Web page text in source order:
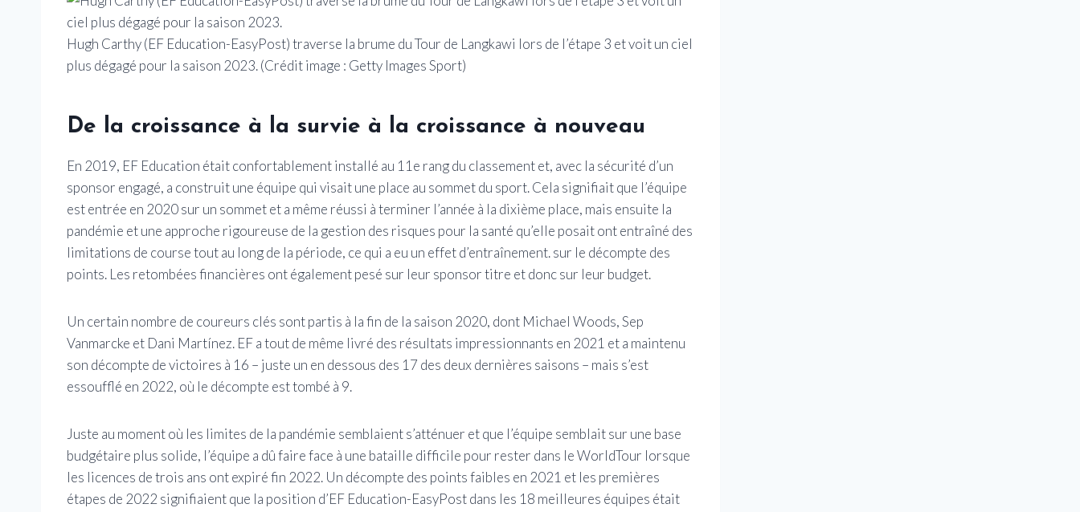
Hugh Carthy (EF Education-EasyPost) traverse la brume du Tour de Langkawi lors de l’étape 3 et voit un ciel
plus dégagé pour la saison 2023.(Crédit image : Getty Images Sport)
De la croissance à la survie à la croissance à nouveau
En 2019, EF Education était confortablement installé au 11e rang du classement et, avec la sécurité d’un
sponsor engagé, a construit une équipe qui visait une place au sommet du sport. Cela signifiait que l’équipe
est entrée en 2020 sur un sommet et a même réussi à terminer l’année à la dixième place, mais ensuite la
pandémie et une approche rigoureuse de la gestion des risques pour la santé qu’elle posait ont entraîné des
limitations de course tout au long de la période, ce qui a eu un effet d’entraînement. sur le décompte des
points. Les retombées financières ont également pesé sur leur sponsor titre et donc sur leur budget.
Un certain nombre de coureurs clés sont partis à la fin de la saison 2020, dont Michael Woods, Sep
Vanmarcke et Dani Martínez. EF a tout de même livré des résultats impressionnants en 2021 et a maintenu
son décompte de victoires à 16 – juste un en dessous des 17 des deux dernières saisons – mais s’est
essoufflé en 2022, où le décompte est tombé à 9.
Juste au moment où les limites de la pandémie semblaient s’atténuer et que l’équipe semblait sur une base
budgétaire plus solide, l’équipe a dû faire face à une bataille difficile pour rester dans le WorldTour lorsque
les licences de trois ans ont expiré fin 2022. Un décompte des points faibles en 2021 et les premières
étapes de 2022 signifiaient que la position d’EF Education-EasyPost dans les 18 meilleures équipes était